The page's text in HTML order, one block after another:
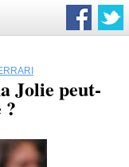
Jolie peut-
?